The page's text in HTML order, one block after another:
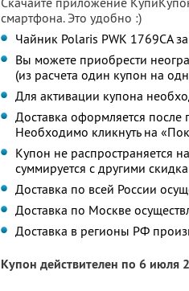
смартфона. Это удобно :)
Чайник Polaris PWK 1769CA за
Вы можете приобрести
(из расчета один купон на
Для активации купона
Доставка оформляется
Необходимо кликнуть на
Купон не распространяется
суммируется с другими
Доставка по всей России
Доставка по Москве
Доставка в регионы РФ
Купон действителен по 6 июля